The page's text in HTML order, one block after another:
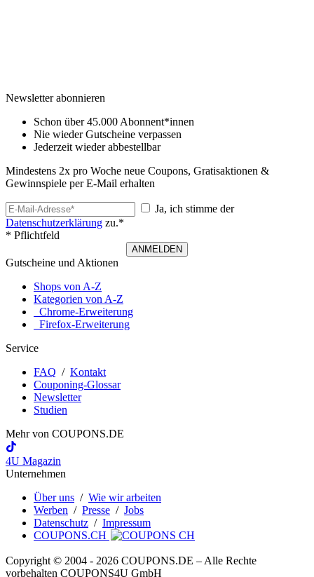
Newsletter abonnieren
Schon über 45.000 Abonnent*innen
Nie wieder Gutscheine verpassen
Jederzeit wieder abbestellbar
Mindestens 2x pro Woche neue Coupons, Gratisaktionen &
Gewinnspiele per E-Mail erhalten
Ja, ich stimme der
Datenschutzerklärung zu.*
* Pflichtfeld
ANMELDEN
Gutscheine und Aktionen
Shops von A-Z
Kategorien von A-Z
Chrome-Erweiterung
Firefox-Erweiterung
Service
FAQ / Kontakt
Couponing-Glossar
Newsletter
Studien
Mehr von COUPONS.DE
4U Magazin
Unternehmen
Über uns / Wie wir arbeiten
Werben / Presse / Jobs
Datenschutz / Impressum
COUPONS.CH
Copyright © 2004 ‐ 2026 COUPONS.DE – Alle Rechte
vorbehalten COUPONS4U GmbH